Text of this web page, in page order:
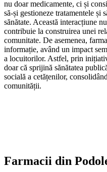
nu doar medicamente, ci și
să-și gestioneze tratamentele și
sănătate. Această interacțiune
contribuie la construirea unei
comunitate. De asemenea,
informație, având un impact
a locuitorilor. Astfel, prin
doar că sprijină sănătatea
socială a cetățenilor,
comunității.
Farmacii din